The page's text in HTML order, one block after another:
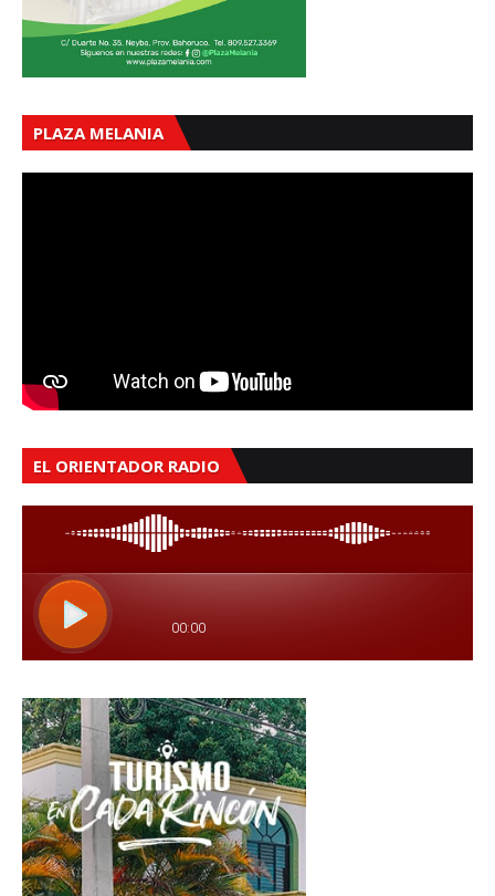
PLAZA MELANIA
EL ORIENTADOR RADIO